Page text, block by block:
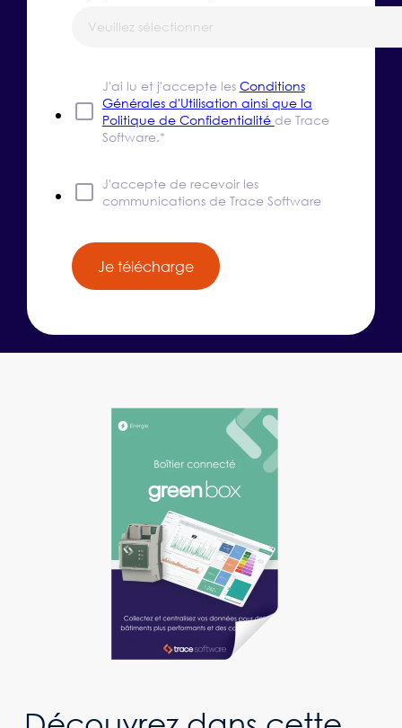
J'ai lu et j'accepte les Conditions
Générales d'Utilisation ainsi que la
Politique de Confidentialité de Trace
Software.*
J'accepte de recevoir les
communications de Trace Software